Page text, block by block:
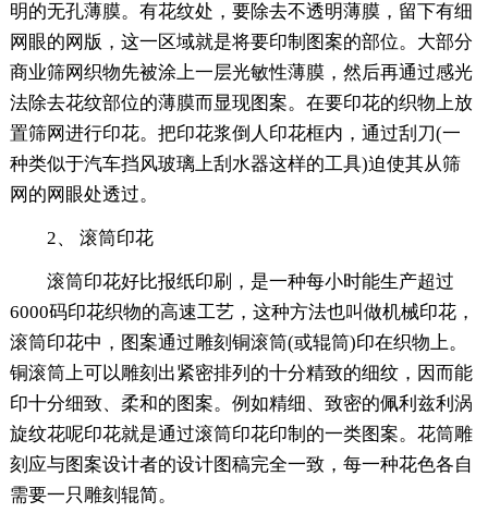
明的无孔薄膜。有花纹处，要除去不透明薄膜，留下有细
网眼的网版，这一区域就是将要印制图案的部位。大部分
商业筛网织物先被涂上一层光敏性薄膜，然后再通过感光
法除去花纹部位的薄膜而显现图案。在要印花的织物上放
置筛网进行印花。把印花浆倒人印花框内，通过刮刀(一
种类似于汽车挡风玻璃上刮水器这样的工具)迫使其从筛
网的网眼处透过。
2、 滚筒印花
滚筒印花好比报纸印刷，是一种每小时能生产超过
6000码印花织物的高速工艺，这种方法也叫做机械印花，
滚筒印花中，图案通过雕刻铜滚筒(或辊筒)印在织物上。
铜滚筒上可以雕刻出紧密排列的十分精致的细纹，因而能
印十分细致、柔和的图案。例如精细、致密的佩利兹利涡
旋纹花呢印花就是通过滚筒印花印制的一类图案。花筒雕
刻应与图案设计者的设计图稿完全一致，每一种花色各自
需要一只雕刻辊简。